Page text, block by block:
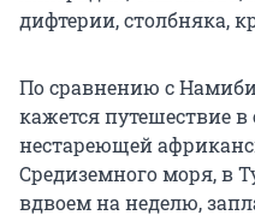
дифтерии, столбняка,
По сравнению с
кажется путешествие в
нестареющей
Средиземного моря, в
вдвоем на неделю,